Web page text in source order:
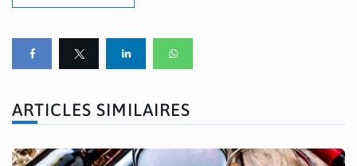
ARTICLES SIMILAIRES